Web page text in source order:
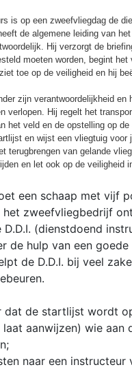
is op een zweefvliegdag de
de algemene leiding van
Hij verzorgt de
moeten worden, begint het
toe op de veiligheid en hij
zijn verantwoordelijkheid en
verlopen. Hij regelt het
het veld en de opstelling op
en wijst een vliegtuig voor
terugbrengen van gelande
en let ook op de veiligheid
een schaap met vijf
zweefvliegbedrijf
(dienstdoend
de hulp van een
de D.D.I. bij veel
dat de startlijst wordt
aanwijzen) wie aan
naar een instructeur